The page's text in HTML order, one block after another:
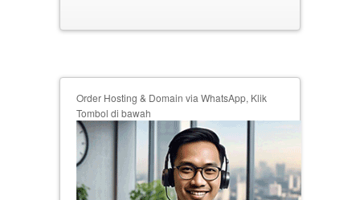
Order Hosting & Domain via WhatsApp, Klik
Tombol di bawah